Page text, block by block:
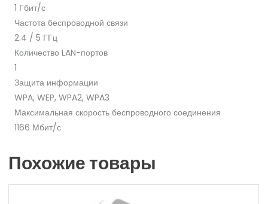
1 Гбит/с
Частота беспроводной связи
2.4 / 5 ГГц
Количество LAN-портов
1
Защита информации
WPA, WEP, WPA2, WPA3
Максимальная скорость беспроводного соединения
1166 Мбит/с
Похожие товары